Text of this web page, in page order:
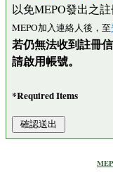
以免MEPO發出之
MEPO加入連絡人後，至
若仍無法收到註冊
請啟用帳號。
*Required Items